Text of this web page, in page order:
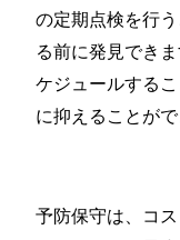
の定期点検を行
る前に発見でき
ケジュールする
に抑えることがで
予防保守は、コ